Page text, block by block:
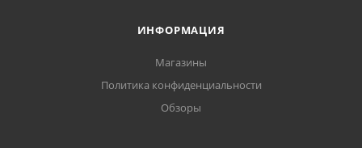
ИНФОРМАЦИЯ
Магазины
Политика конфиденциальности
Обзоры